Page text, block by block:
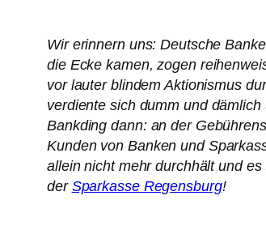
Wir erinnern uns: Deutsche
die Ecke kamen, zogen
vor lauter blindem Aktionismus
verdiente sich dumm und
Bankding dann: an der
Kunden von Banken und
allein nicht mehr durchhält und
der Sparkasse Regensburg!